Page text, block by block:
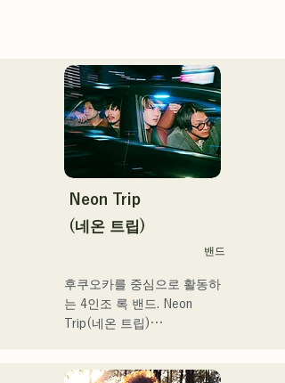
Neon Trip
(네온 트립)
밴드
후쿠오카를 중심으로 활동하
는 4인조 록 밴드. Neon
Trip(네온 트립)